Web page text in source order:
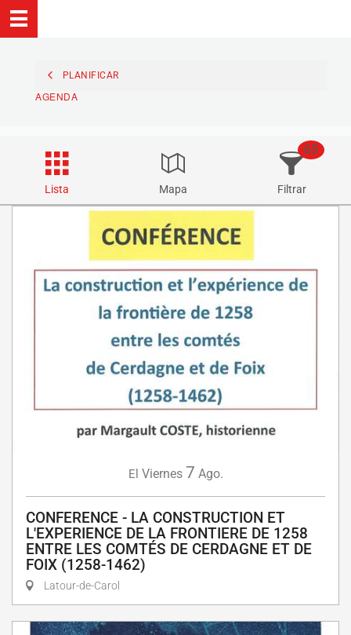
PLANIFICAR
AGENDA
Lista Mapa Filtrar
65
El Viernes 7 Ago.
CONFERENCE - LA CONSTRUCTION ET
L'EXPERIENCE DE LA FRONTIERE DE 1258
ENTRE LES COMTÉS DE CERDAGNE ET DE
FOIX (1258-1462)
Latour-de-Carol